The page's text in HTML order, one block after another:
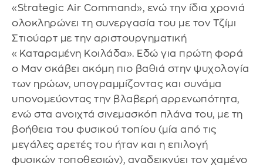
«Strategic Air Command», ενώ την ίδια χρονιά
ολοκληρώνει τη συνεργασία του με τον Τζίμι
Στιούαρτ με την αριστουργηματική
«Καταραμένη Κοιλάδα». Εδώ για πρώτη φορά
ο Μαν σκάβει ακόμη πιο βαθιά στην ψυχολογία
των ηρώων, υπογραμμίζοντας και συνάμα
υπονομεύοντας την βλαβερή αρρενωπότητα,
ενώ στα ανοιχτά σινεμασκόπ πλάνα του, με τη
βοήθεια του φυσικού τοπίου (μία από τις
μεγάλες αρετές του ήταν και η επιλογή
φυσικών τοποθεσιών), αναδεικνύει τον χαμένο